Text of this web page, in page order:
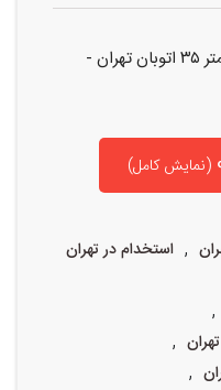
شهرک صنعتی شمس آباد (کیلومتر ۳۵ اتوبان تهران -
(نمایش کامل)
, استخدام در تهران
,
,
,